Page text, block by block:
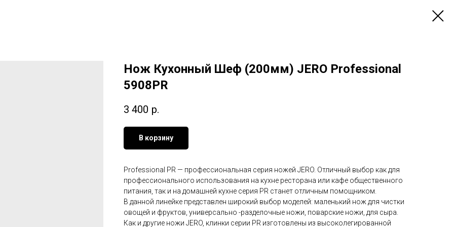
Нож Кухонный Шеф (200мм) JERO Professional
5908PR
3 400 р.
В корзину
Professional PR — профессиональная серия ножей JERO. Отличный выбор как для
профессионального использования на кухне ресторана или кафе общественного
питания, так и на домашней кухне серия PR станет отличным помощником.
В данной линейке представлен широкий выбор моделей: маленький нож для чистки
овощей и фруктов, универсально -разделочные ножи, поварские ножи, для сыра.
Как и другие ножи JERO, клинки серии PR изготовлены из высоколегированной